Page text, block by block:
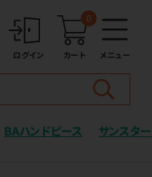
ログイン カート
0
メニュー
BAハンドピース サンスター